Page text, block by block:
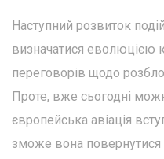
Наступний розвиток
визначатися еволюцією
переговорів щодо
Проте, вже сьогодні
європейська авіація
зможе вона повернутися